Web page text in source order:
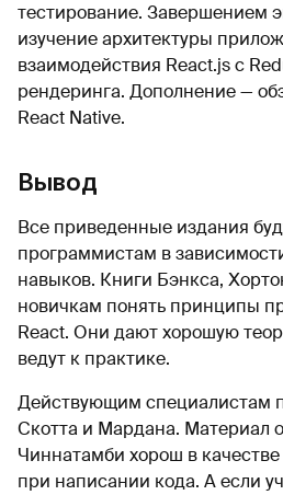
тестирование. Завершением
изучение архитектуры
взаимодействия React.js с
рендеринга. Дополнение —
React Native.
Вывод
Все приведенные издания
программистам в
навыков. Книги Бэнкса,
новичкам понять принципы
React. Они дают хорошую
ведут к практике.
Действующим специалистам
Скотта и Мардана. Материал
Чиннатамби хорош в
при написании кода. А если